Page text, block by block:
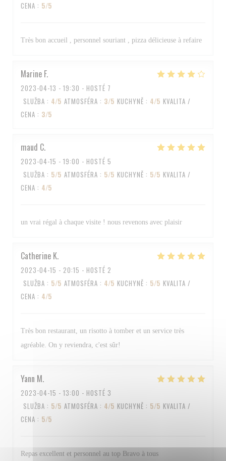
CENA : 5/5
Très bon accueil , personnel souriant , pizza délicieuse à refaire
Marine F
2023-04-13 - 19:30 - HOSTÉ 7
SLUŽBA : 4/5 ATMOSFÉRA : 3/5 KUCHYNĚ : 4/5 KVALITA /
CENA : 3/5
maud C
2023-04-15 - 19:00 - HOSTÉ 5
SLUŽBA : 5/5 ATMOSFÉRA : 5/5 KUCHYNĚ : 5/5 KVALITA /
CENA : 4/5
un vrai régal à chaque visite ! nous revenons avec plaisir
Catherine K
2023-04-15 - 20:15 - HOSTÉ 2
SLUŽBA : 5/5 ATMOSFÉRA : 4/5 KUCHYNĚ : 5/5 KVALITA /
CENA : 4/5
Très bon restaurant, un risotto à tomber et un service très
agréable. On y reviendra, c'est sûr!
Yann M
2023-04-15 - 13:00 - HOSTÉ 3
SLUŽBA : 5/5 ATMOSFÉRA : 4/5 KUCHYNĚ : 5/5 KVALITA /
CENA : 5/5
Repas excellent et personnel au top Bravo à tous